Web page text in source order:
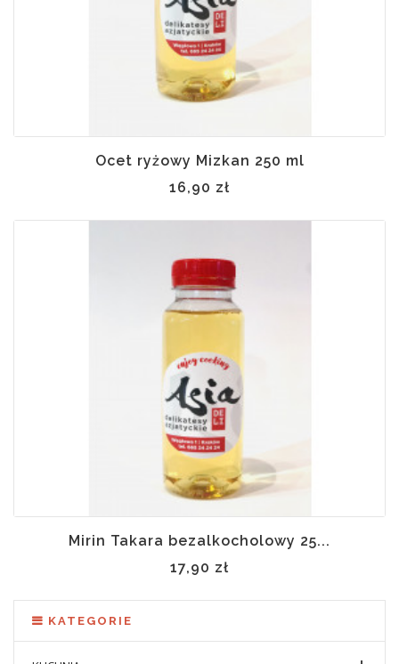
Ocet ryżowy Mizkan 250 ml
16,90 zł
Mirin Takara bezalkocholowy 25...
17,90 zł
KATEGORIE